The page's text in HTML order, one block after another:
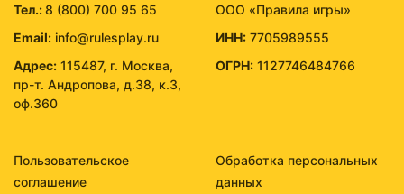
Тел.:8 (800) 700 95 65
Email: info@rulesplay.ru
Адрес: 115487, г. Москва,
пр-т. Андропова, д.38, к.3,
оф.360
ООО «Правила игры»
ИНН: 7705989555
ОГРН: 1127746484766
Пользовательское
соглашение
Обработка персональных
данных